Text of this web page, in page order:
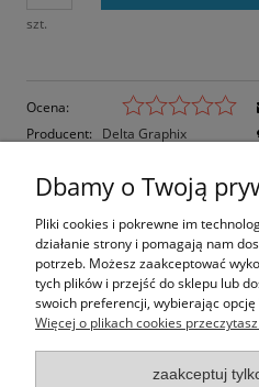
szt.
Ocena:
Producent:
Delta Graphix
Opis
Opinie o produkcie (0)
Rozmiar pocztówki: 14,9x10,2 cm
Dbamy o Twoją
Pliki cookies i pokrewne im
działanie strony i pomagają nam
potrzeb. Możesz zaakceptować
tych plików i przejść do sklepu lub
swoich preferencji, wybierając
Więcej o plikach cookies
zaakceptuj